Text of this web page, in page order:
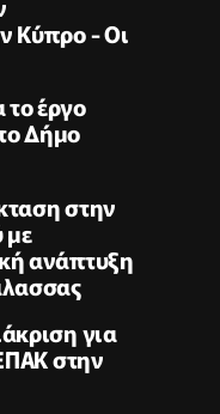
Κύπρο - Οι
έργο
Δήμο
στην
με
ανάπτυξη
για
στην